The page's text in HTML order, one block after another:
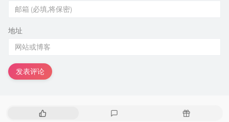
地址
发表评论
热
随